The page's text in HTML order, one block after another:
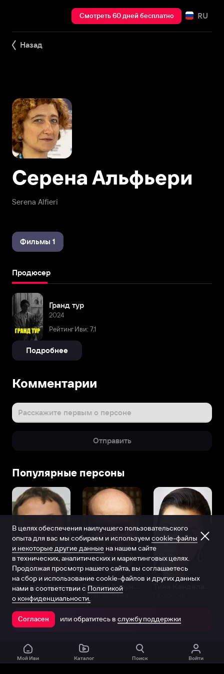
Смотреть 60 дней бесплатно RU
Назад
Serena Alfieri
Серена Альфьери
Фильмы 1
Продюсер
Гранд тур
2024
Рейтинг Иви: 7,1
Подробнее
Комментарии
Расскажите первым о персоне
Отправить
Популярные персоны
Виталий Шляппо
Продюсер Актёр дубляжа
Открыть в приложении
Мой Иви Каталог Поиск Войти
В целях обеспечения наилучшего пользовательского
опыта для вас мы собираем и используем cookie-файлы
и некоторые другие данные на нашем сайте
в технических, аналитических и маркетинговых целях.
Продолжая просмотр нашего сайта, вы соглашаетесь
на сбор и использование cookie-файлов и других данных
нами в соответствии с Политикой
о конфиденциальности.
Согласен или обратитесь в службу поддержки